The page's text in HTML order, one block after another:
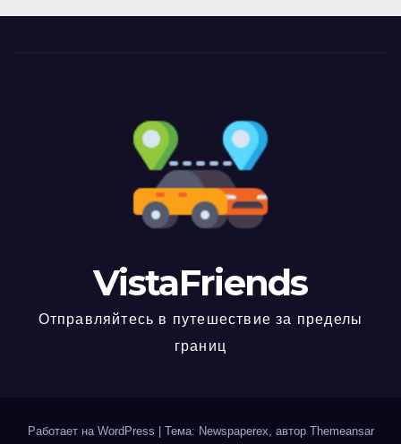
VistaFriends
Отправляйтесь в путешествие за пределы
границ
Работает на WordPress Тема: Newspaperex, автор Themeansar